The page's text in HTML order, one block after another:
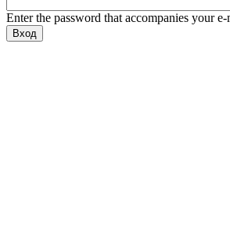
Enter the password that accompanies your e-